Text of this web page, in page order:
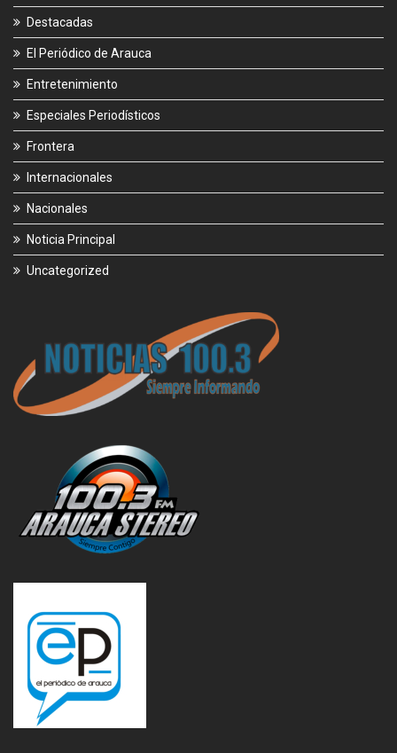
Destacadas
El Periódico de Arauca
Entretenimiento
Especiales Periodísticos
Frontera
Internacionales
Nacionales
Noticia Principal
Uncategorized